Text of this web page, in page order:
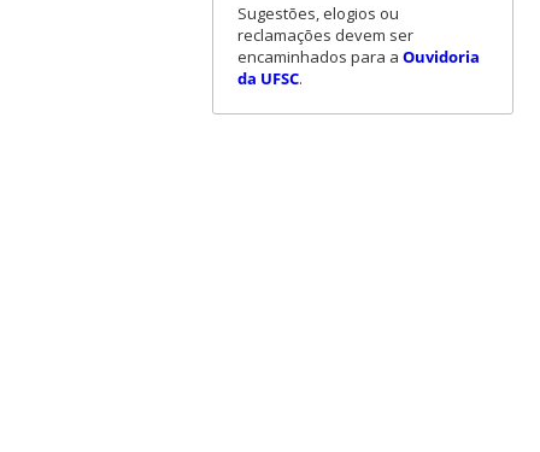
Sugestões, elogios ou
reclamações devem ser
encaminhados para a Ouvidoria
da UFSC.